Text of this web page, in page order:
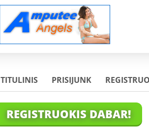
TITULINIS PRISIJUNK
REGISTRUOKIS DABAR!